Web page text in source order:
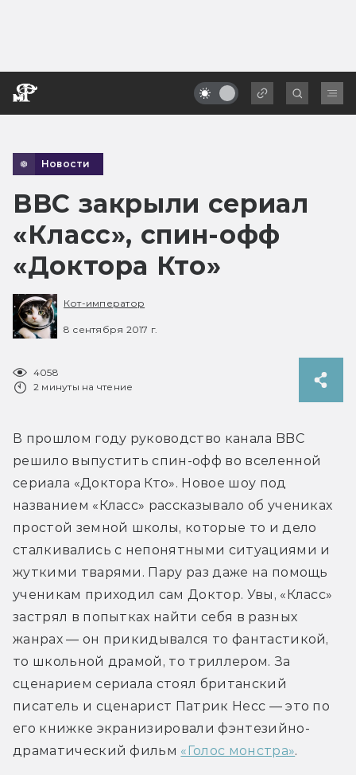
Новости
BBC закрыли сериал
«Класс», спин-офф
«Доктора Кто»
Кот-император
8 сентября 2017 г.
4058
2 минуты на чтение
В прошлом году руководство канала BBC
решило выпустить спин-офф во вселенной
сериала «Доктора Кто». Новое шоу под
названием «Класс» рассказывало об учениках
простой земной школы, которые то и дело
сталкивались с непонятными ситуациями и
жуткими тварями. Пару раз даже на помощь
ученикам приходил сам Доктор. Увы, «Класс»
застрял в попытках найти себя в разных
жанрах — он прикидывался то фантастикой,
то школьной драмой, то триллером. За
сценарием сериала стоял британский
писатель и сценарист Патрик Несс — это по
его книжке экранизировали фэнтезийно-
драматический фильм «Голос монстра».